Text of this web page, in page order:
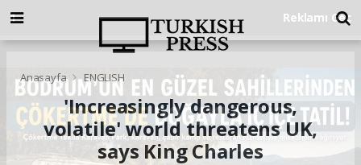
Anasayfa ENGLISH
'Increasingly dangerous,
volatile' world threatens UK,
says King Charles